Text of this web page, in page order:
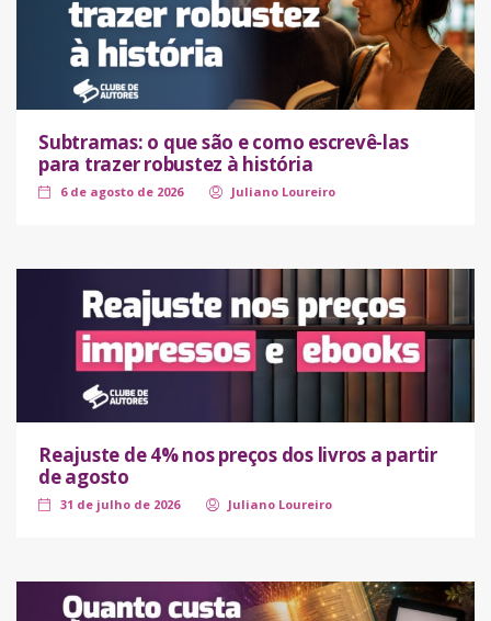
Subtramas: o que são e como escrevê-las
para trazer robustez à história
6 de agosto de 2026 Juliano Loureiro
Reajuste de 4% nos preços dos livros a partir
de agosto
31 de julho de 2026 Juliano Loureiro